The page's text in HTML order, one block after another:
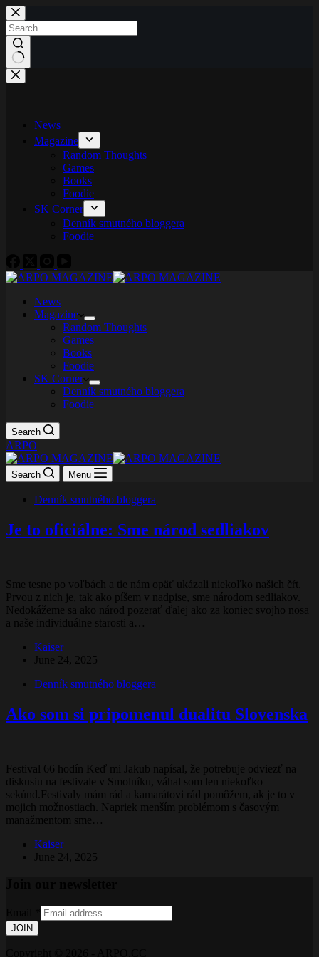
Skip
to
content
No
results
News
Magazine
Random Thoughts
Games
Books
Foodie
SK Corner
Denník smutného bloggera
Foodie
News
Magazine
Random Thoughts
Games
Books
Foodie
SK Corner
Denník smutného bloggera
Foodie
Search
ARPO
Search Menu
Denník smutného bloggera
Je to oficiálne: Sme národ sedliakov
Sme tesne po voľbách a tie nám opäť ukázali niekoľko našich čŕt.
Prvou z nich je, tak ako píšem v nadpise, sme národom sedliakov.
Nedokážeme sa ako národ pozerať ďalej ako za koniec svojho nosa
a naše individuálne starosti a…
Kaiser
June 24, 2025
Denník smutného bloggera
Ako som si pripomenul dualitu Slovenska
Festival 66 hodín​ Keď mi Jakub napísal, že potrebuje odviezť na
diskusiu na festivale v Smolníku, váhal som len niekoľko
sekúnd.Festivaly mám rád a kamarátovi rád pomôžem, ak je to v
mojich možnostiach. Napriek menším problémom s časovým
manažmentom sme…
Kaiser
June 24, 2025
JOIN